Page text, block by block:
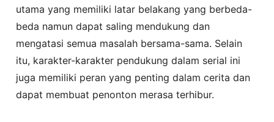
utama yang memiliki latar belakang yang berbeda-
beda namun dapat saling mendukung dan
mengatasi semua masalah bersama-sama. Selain
itu, karakter-karakter pendukung dalam serial ini
juga memiliki peran yang penting dalam cerita dan
dapat membuat penonton merasa terhibur.